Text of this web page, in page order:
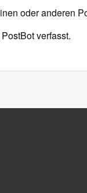
oder anderen
verfasst.